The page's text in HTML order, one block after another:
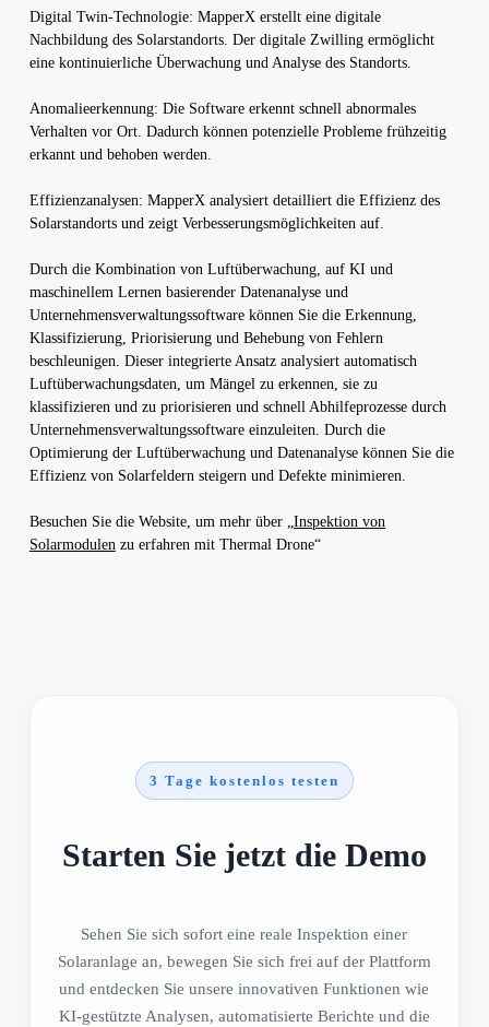
Digital Twin-Technologie: MapperX erstellt eine digitale
Nachbildung des Solarstandorts. Der digitale Zwilling ermöglicht
eine kontinuierliche Überwachung und Analyse des Standorts.
Anomalieerkennung: Die Software erkennt schnell abnormales
Verhalten vor Ort. Dadurch können potenzielle Probleme frühzeitig
erkannt und behoben werden.
Effizienzanalysen: MapperX analysiert detailliert die Effizienz des
Solarstandorts und zeigt Verbesserungsmöglichkeiten auf.
Durch die Kombination von Luftüberwachung, auf KI und
maschinellem Lernen basierender Datenanalyse und
Unternehmensverwaltungssoftware können Sie die Erkennung,
Klassifizierung, Priorisierung und Behebung von Fehlern
beschleunigen. Dieser integrierte Ansatz analysiert automatisch
Luftüberwachungsdaten, um Mängel zu erkennen, sie zu
klassifizieren und zu priorisieren und schnell Abhilfeprozesse durch
Unternehmensverwaltungssoftware einzuleiten. Durch die
Optimierung der Luftüberwachung und Datenanalyse können Sie die
Effizienz von Solarfeldern steigern und Defekte minimieren.
Besuchen Sie die Website, um mehr über „ Inspektion von
Solarmodulen zu erfahren mit Thermal Drone“
3 Tage kostenlos testen
Starten Sie jetzt die Demo
Sehen Sie sich sofort eine reale Inspektion einer
Solaranlage an, bewegen Sie sich frei auf der Plattform
und entdecken Sie unsere innovativen Funktionen wie
KI-gestützte Analysen, automatisierte Berichte und die